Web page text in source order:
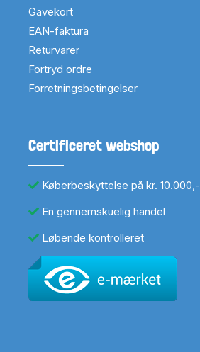
Gavekort
EAN-faktura
Returvarer
Fortryd ordre
Forretningsbetingelser
Certificeret webshop
Køberbeskyttelse på kr. 10.000,-
En gennemskuelig handel
Løbende kontrolleret